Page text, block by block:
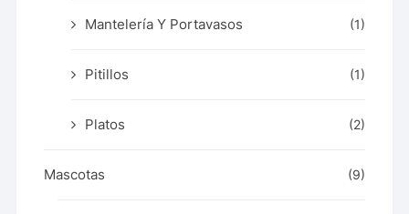
Mantelería Y Portavasos (1)
Pitillos (1)
Platos (2)
Mascotas (9)